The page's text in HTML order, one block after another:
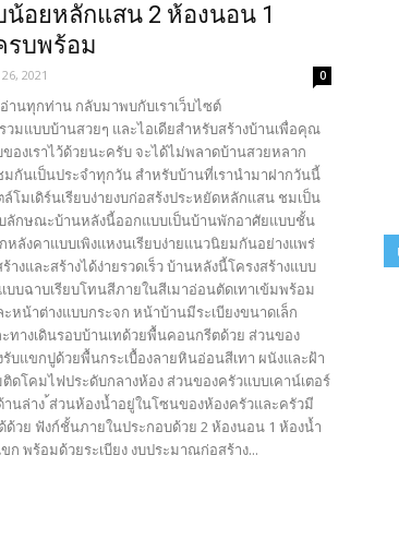
น้อยหลักแสน 2 ห้องนอน 1
รบพร้อม
2021 0
นทุกท่าน กลับมาพบกับเราเว็บไซต์
วมแบบบ้านสวยๆ และไอเดียสำหรับสร้างบ้านเพื่อคุณ
องเราไว้ด้วยนะครับ จะได้ไม่พลาดบ้านสวยหลาก
กันเป็นประจำทุกวัน สำหรับบ้านที่เรานำมาฝากวันนี้
โมเดิร์นเรียบง่ายงบก่อสร้งประหยัดหลักแสน ชมเป็น
ลักษณะบ้านหลังนี้ออกแบบเป็นบ้านพักอาศัยแบบชั้น
หลังคาแบบเพิงแหงนเรียบง่ายแนวนิยมกันอย่างแพร่
างและสร้างได้ง่ายรวดเร็ว บ้านหลังนี้โครงสร้างแบบ
บบฉาบเรียบโทนสีภายในสีเมาอ่อนตัดเทาเข้มพร้อม
หน้าต่างแบบกระจก หน้าบ้านมีระเบียงขนาดเล็ก
ทางเดินรอบบ้านเทด้วยพื้นคอนกรีตด้วย ส่วนของ
บแขกปูด้วยพื้นกระเบื้องลายหินอ่อนสีเทา ผนังและฝ้า
ดโคมไฟประดับกลางห้อง ส่วนของครัวแบบเคาน์เตอร์
นล่าง ้ส่วนห้องน้ำอยู่ในโซนของห้องครัวและครัวมี
วย ฟังก์ชั้นภายในประกอบด้วย 2 ห้องนอน 1 ห้องน้ำ
ก พร้อมด้วยระเบียง งบประมาณก่อสร้าง...